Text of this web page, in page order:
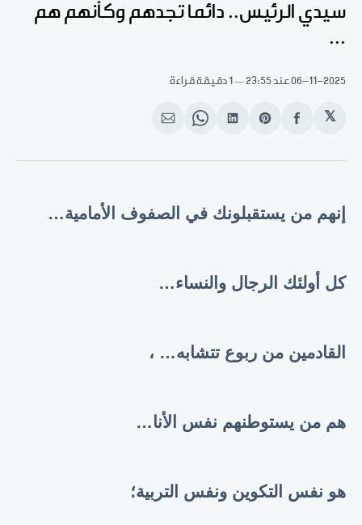
سيدي الرئيس.. دائما تجدهم وكأنهم هم
...
06-11-2025عند 23:55 1 دقيقة قراءة
𝕏
انشر
الفيسبوك
Share
Pinterest
انشر
لينكد
Share
WhatsApp
انشر
الإيميل
إنهم من يستقبلونك في الصفوف الأمامية…
كل أولئك الرجال والنساء…
القادمين من ربوع تتشابه… ،
هم من يستوطنهم نفس الأنا…
هو نفس التكوين ونفس التربية؛